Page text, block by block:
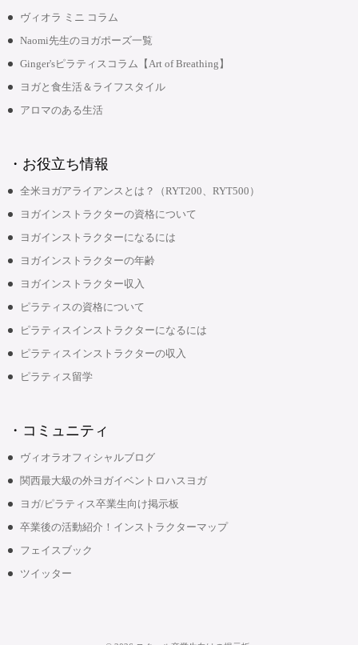
ヴィオラ ミニ コラム
Naomi先生のヨガポーズ一覧
Ginger'sピラティスコラム【Art of Breathing】
ヨガと食生活＆ライフスタイル
アロマのある生活
・お役立ち情報
全米ヨガアライアンスとは？（RYT200、RYT500）
ヨガインストラクターの資格について
ヨガインストラクターになるには
ヨガインストラクターの年齢
ヨガインストラクター収入
ピラティスの資格について
ピラティスインストラクターになるには
ピラティスインストラクターの収入
ピラティス留学
・コミュニティ
ヴィオラオフィシャルブログ
関西最大級の外ヨガイベントロハスヨガ
ヨガ/ピラティス卒業生向け掲示板
卒業後の活動紹介！インストラクターマップ
フェイスブック
ツイッター